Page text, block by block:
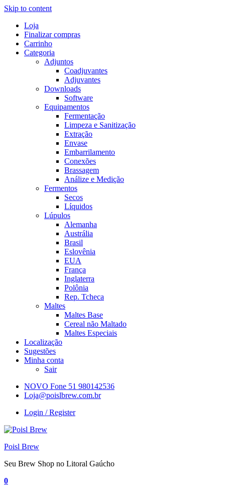
Skip to content
Loja
Finalizar compras
Carrinho
Categoria
Adjuntos
Coadjuvantes
Adjuvantes
Downloads
Software
Equipamentos
Fermentação
Limpeza e Sanitização
Extração
Envase
Embarrilamento
Conexões
Brassagem
Análize e Medição
Fermentos
Secos
Líquidos
Lúpulos
Alemanha
Austrália
Brasil
Eslovênia
EUA
França
Inglaterra
Polônia
Rep. Tcheca
Maltes
Maltes Base
Cereal não Maltado
Maltes Especiais
Localização
Sugestões
Minha conta
Sair
NOVO Fone 51 980142536
Loja@poislbrew.com.br
Login / Register
Poisl Brew
Seu Brew Shop no Litoral Gaúcho
0